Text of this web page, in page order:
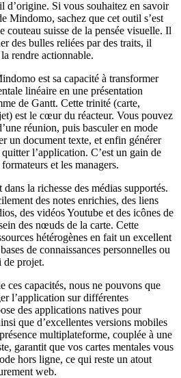
d’origine. Si vous souhaitez en savoir
Mindomo, sachez que cet outil s’est
couteau suisse de la pensée visuelle. Il
des bulles reliées par des traits, il
rendre actionnable.
est sa capacité à transformer
linéaire en une présentation
de Gantt. Cette trinité (carte,
est le cœur du réacteur. Vous pouvez
réunion, puis basculer en mode
un document texte, et enfin générer
l’application. C’est un gain de
et les managers.
la richesse des médias supportés.
des notes enrichies, des liens
des vidéos Youtube et des icônes de
des nœuds de la carte. Cette
hétérogènes en fait un excellent
de connaissances personnelles ou
de projet.
ces capacités, nous ne pouvons que
l’application sur différentes
des applications natives pour
que d’excellentes versions mobiles
multiplateforme, couplée à une
garantit que vos cartes mentales vous
hors ligne, ce qui reste un atout
web.